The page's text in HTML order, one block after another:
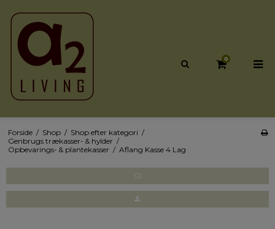
0
Forside / Shop / Shop efter kategori /
Genbrugs trækasser- & hylder /
Opbevarings- & plantekasser / Aflang Kasse 4 Lag